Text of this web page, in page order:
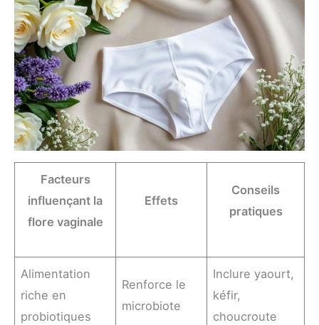
Facteurs
influençant la
flore vaginale
Effets
Conseils
pratiques
Alimentation
riche en
probiotiques
Renforce le
microbiote
Inclure yaourt,
kéfir,
choucroute